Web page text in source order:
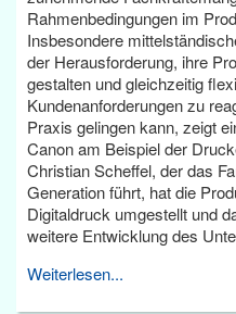
Rahmenbedingungen im
Insbesondere
der Herausforderung, ihre
gestalten und gleichzeitig
Kundenanforderungen zu
Praxis gelingen kann, zeigt
Canon am Beispiel der
Christian Scheffel, der das
Generation führt, hat die
Digitaldruck umgestellt und
weitere Entwicklung des
Weiterlesen...